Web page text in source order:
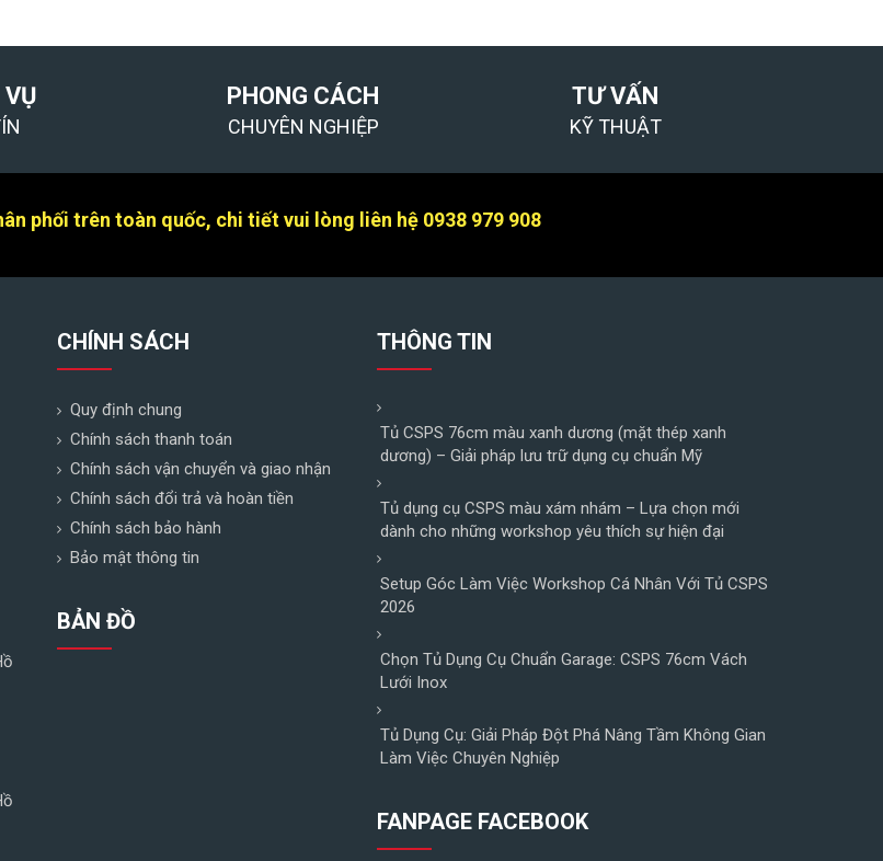
VỤ PHONG CÁCH
CHUYÊN NGHIỆP
TƯ VẤN
KỸ THUẬT
phối trên toàn quốc, chi tiết vui lòng liên hệ 0938 979 908
CHÍNH SÁCH
Quy định chung
Chính sách thanh toán
Chính sách vận chuyển và giao nhận
Chính sách đổi trả và hoàn tiền
Chính sách bảo hành
Bảo mật thông tin
BẢN ĐỒ
THÔNG TIN
Tủ CSPS 76cm màu xanh dương (mặt thép xanh
dương) – Giải pháp lưu trữ dụng cụ chuẩn Mỹ
Tủ dụng cụ CSPS màu xám nhám – Lựa chọn mới
dành cho những workshop yêu thích sự hiện đại
Setup Góc Làm Việc Workshop Cá Nhân Với Tủ CSPS
2026
Chọn Tủ Dụng Cụ Chuẩn Garage: CSPS 76cm Vách
Lưới Inox
Tủ Dụng Cụ: Giải Pháp Đột Phá Nâng Tầm Không Gian
Làm Việc Chuyên Nghiệp
FANPAGE FACEBOOK